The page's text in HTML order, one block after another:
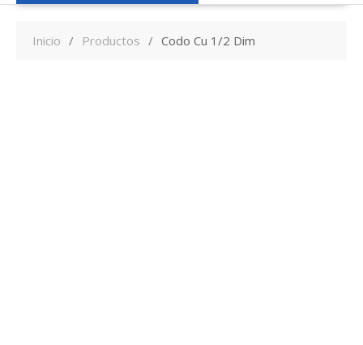
Inicio Productos Codo Cu 1/2 Dim